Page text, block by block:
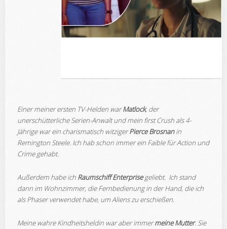
Einer meiner ersten TV-Helden warMatlock, der
unerschütterliche Serien-Anwalt und mein first Crush als 4-
Jährige war ein charismatisch witzigerPierce Brosnanin
Remington Steele. Ich hab schon immer ein Faible für Action und
Crime gehabt.
Außerdem habe ich Raumschiff Enterprisegeliebt. Ich stand
dann im Wohnzimmer, die Fernbedienung in der Hand, die ich
als Phaser verwendet habe, um Aliens zu erschießen.
Meine wahre Kindheitsheldin war aber immermeine Mutter. Sie